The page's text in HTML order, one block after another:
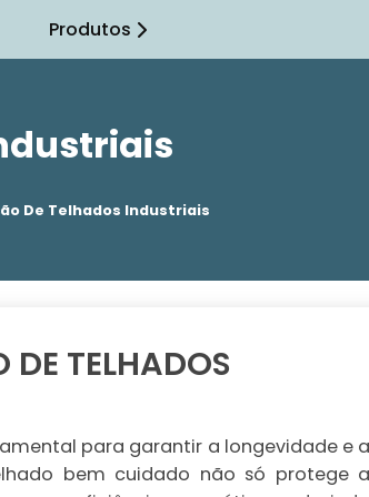
Produtos
De Telhados Industriais
TELHADOS
para garantir a longevidade e a
bem cuidado não só protege a